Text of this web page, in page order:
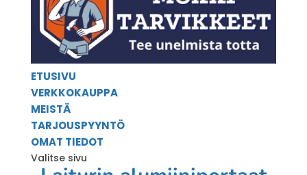
ETUSIVU
VERKKOKAUPPA
MEISTÄ
TARJOUSPYYNTÖ
OMAT TIEDOT
Valitse sivu